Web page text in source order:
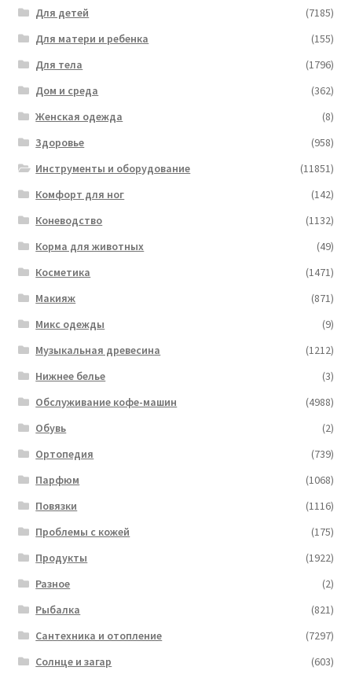
Для детей
(7185)
Для матери и ребенка
(155)
Для тела
(1796)
Дом и среда
(362)
Женская одежда
(8)
Здоровье
(958)
Инструменты и оборудование
(11851)
Комфорт для ног
(142)
Коневодство
(1132)
Корма для животных
(49)
Косметика
(1471)
Макияж
(871)
Микс одежды
(9)
Музыкальная древесина
(1212)
Нижнее белье
(3)
Обслуживание кофе-машин
(4988)
Обувь
(2)
Ортопедия
(739)
Парфюм
(1068)
Повязки
(1116)
Проблемы с кожей
(175)
Продукты
(1922)
Разное
(2)
Рыбалка
(821)
Сантехника и отопление
(7297)
Солнце и загар
(603)